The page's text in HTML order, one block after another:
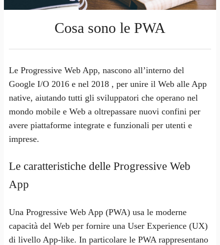
Cosa sono le PWA
Le Progressive Web App, nascono all’interno del
Google I/O 2016 e nel 2018 , per unire il Web alle App
native, aiutando tutti gli sviluppatori che operano nel
mondo mobile e Web a oltrepassare nuovi confini per
avere piattaforme integrate e funzionali per utenti e
imprese.
Le caratteristiche delle Progressive Web
App
Una Progressive Web App (PWA) usa le moderne
capacità del Web per fornire una User Experience (UX)
di livello App-like. In particolare le PWA rappresentano